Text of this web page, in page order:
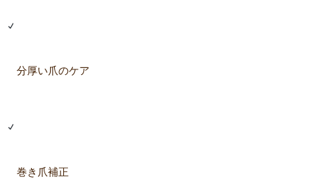
分厚い爪のケア
巻き爪補正